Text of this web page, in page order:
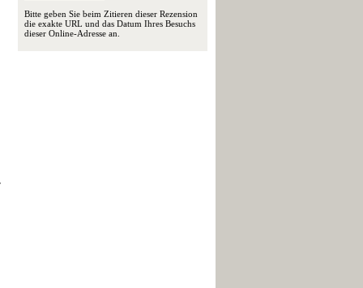
Bitte geben Sie beim Zitieren dieser Rezension
die exakte URL und das Datum Ihres Besuchs
dieser Online-Adresse an.